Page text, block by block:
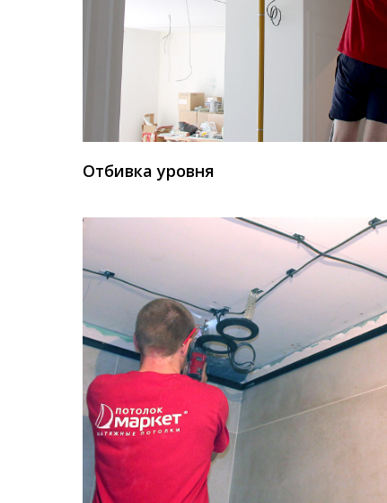
Отбивка уровня